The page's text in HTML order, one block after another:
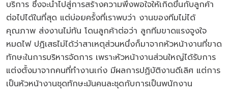
บริการ ซึ่งจะนำไปสู่การสร้างความพึงพอใจให้เกิดขึ้นกับลูกค้า
ต่อไปได้ในที่สุด แต่บ่อยครั้งที่เราพบว่า งานของทีมไม่ได้
คุณภาพ ส่งงานไม่ทัน โดนลูกค้าต่อว่า ลูกทีมขาดแรงจูงใจ
หมดไฟ ปฏิเสธไม่ได้ว่าสาเหตุส่วนหนึ่งก็มาจากหัวหน้างานที่ขาด
ทักษะในการบริหารจัดการ เพราะหัวหน้างานส่วนใหญ่ได้รับการ
แต่งตั้งมาจากคนที่ทำงานเก่ง มีผลการปฏิบัติงานดีเลิศ แต่การ
เป็นหัวหน้างานชุดทักษะมันคนละชุดกับการเป็นพนักงาน